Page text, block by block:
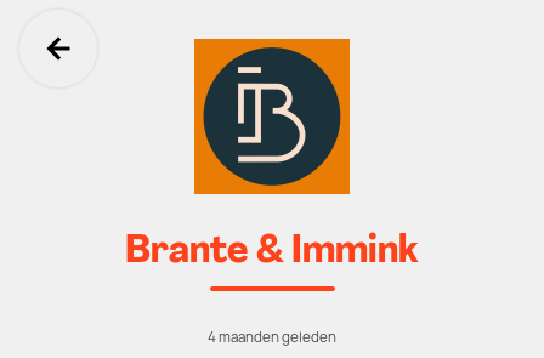
Ga terug
Brante & Immink
4 maanden geleden